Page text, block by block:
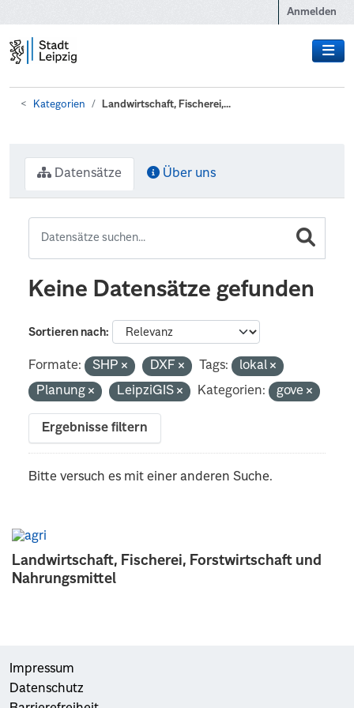
Anmelden
Kategorien Landwirtschaft, Fischerei,...
Landwirtschaft, Fischerei, Forstwirtschaft und
Nahrungsmittel
Datensätze Über uns
Keine Datensätze gefunden
Sortieren nach
Formate: SHP DXF Tags:
lokal
Planung
LeipziGIS Kategorien: gove
Ergebnisse filtern
Bitte versuch es mit einer anderen Suche.
Impressum
Datenschutz